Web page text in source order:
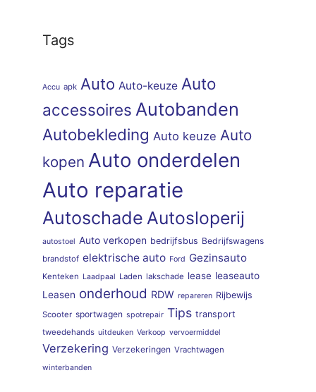
Tags
Accu apk Auto Auto-keuze Auto
accessoires Autobanden
Autobekleding Auto keuze Auto
kopen Auto onderdelen
Auto reparatie
Autoschade Autosloperij
autostoel Auto verkopen bedrijfsbus Bedrijfswagens
brandstof elektrische auto Ford Gezinsauto
Kenteken Laadpaal Laden lakschade lease leaseauto
Leasen onderhoud RDW repareren Rijbewijs
Scooter sportwagen spotrepair Tips transport
tweedehands uitdeuken Verkoop vervoermiddel
Verzekering Verzekeringen Vrachtwagen
winterbanden